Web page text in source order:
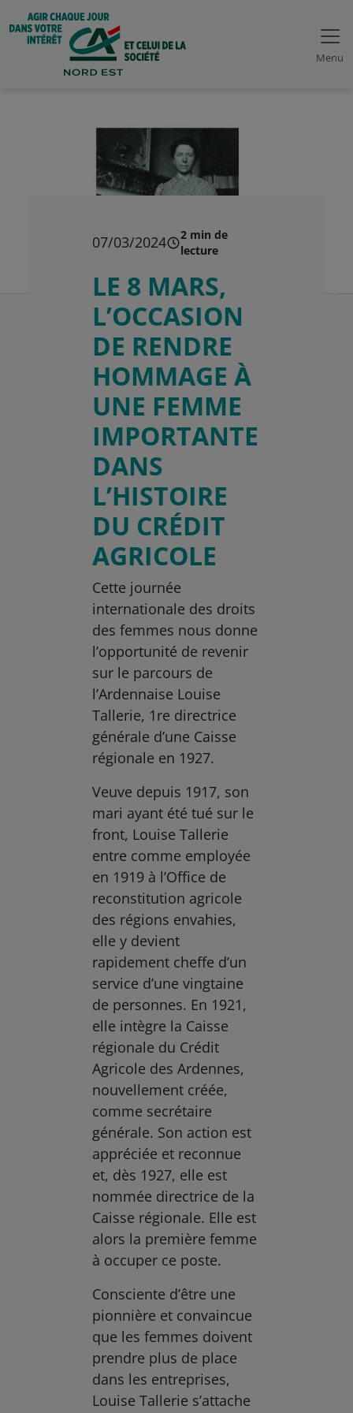
Menu
07/03/2024
2 min de
lecture
LE 8 MARS,
L’OCCASION
DE RENDRE
HOMMAGE À
UNE FEMME
IMPORTANTE
DANS
L’HISTOIRE
DU CRÉDIT
AGRICOLE
Cette journée
internationale des droits
des femmes nous donne
l’opportunité de revenir
sur le parcours de
l’Ardennaise Louise
Tallerie, 1re directrice
générale d’une Caisse
régionale en 1927.
Veuve depuis 1917, son
mari ayant été tué sur le
front, Louise Tallerie
entre comme employée
en 1919 à l’Office de
reconstitution agricole
des régions envahies,
elle y devient
rapidement cheffe d’un
service d’une vingtaine
de personnes. En 1921,
elle intègre la Caisse
régionale du Crédit
Agricole des Ardennes,
nouvellement créée,
comme secrétaire
générale. Son action est
appréciée et reconnue
et, dès 1927, elle est
nommée directrice de la
Caisse régionale. Elle est
alors la première femme
à occuper ce poste.
Consciente d’être une
pionnière et convaincue
que les femmes doivent
prendre plus de place
dans les entreprises,
Louise Tallerie s’attache